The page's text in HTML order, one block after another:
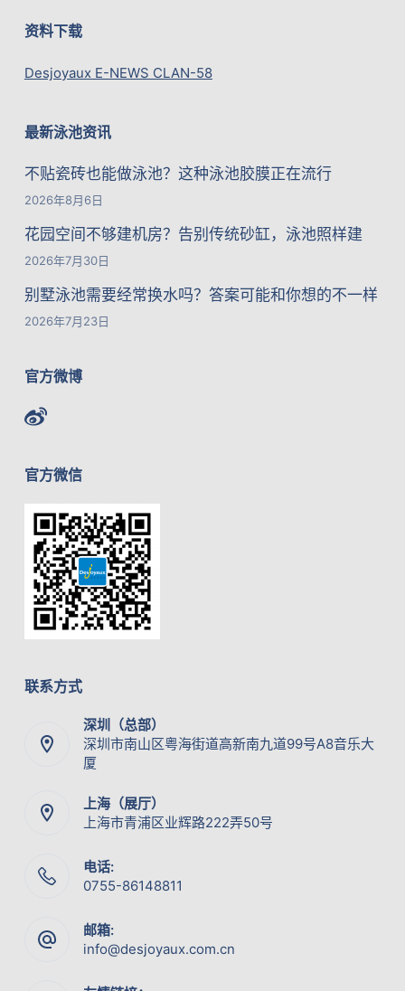
资料下载
Desjoyaux E-NEWS CLAN-58
最新泳池资讯
不贴瓷砖也能做泳池？这种泳池胶膜正在流行
2026年8月6日
花园空间不够建机房？告别传统砂缸，泳池照样建
2026年7月30日
别墅泳池需要经常换水吗？答案可能和你想的不一样
2026年7月23日
官方微博
官方微信
联系方式
深圳（总部）
深圳市南山区粤海街道高新南九道99号A8音乐大
厦
上海（展厅）
上海市青浦区业辉路222弄50号
电话:
0755-86148811
邮箱:
info@desjoyaux.com.cn